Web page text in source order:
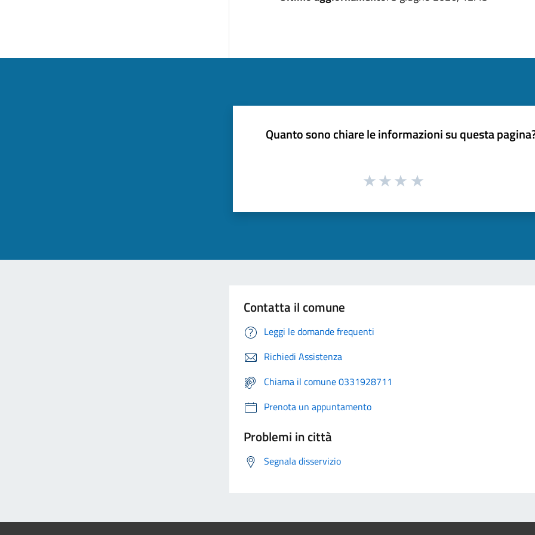
Quanto sono chiare le informazioni su questa
Contatta il comune
Leggi le domande frequenti
Richiedi Assistenza
Chiama il comune 0331928711
Prenota un appuntamento
Problemi in città
Segnala disservizio